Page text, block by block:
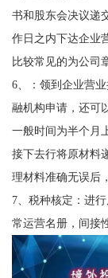
书和股东会决议递
作日之内下达企业
比较常见的为公司
6、：领到企业营
融机构申请，还可
一般时间为半个月
接下去行将原材料
理材料准确无误后
7、税种核定：进
常运营名册，间接